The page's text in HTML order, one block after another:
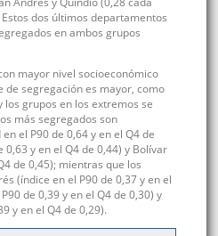
dos últimos departamentos
en ambos grupos
mayor nivel socioeconómico
de segregación es mayor, como
grupos en los extremos se
más segregados son
el P90 de 0,64 y en el Q4 de
y en el Q4 de 0,44) y Bolívar
de 0,45); mientras que los
(índice en el P90 de 0,37 y en el
de 0,39 y en el Q4 de 0,30) y
y en el Q4 de 0,29).